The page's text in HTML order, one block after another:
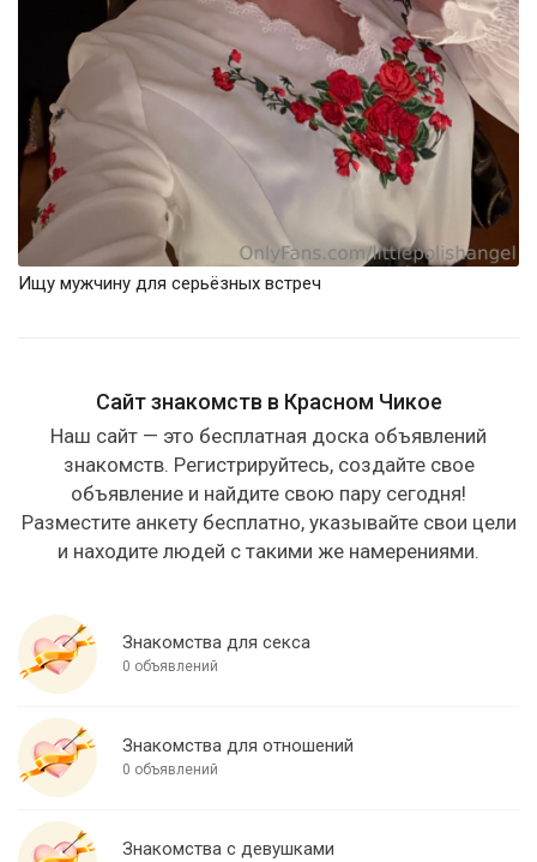
Ищу мужчину для серьёзных встреч
Сайт знакомств в Красном Чикое
Наш сайт — это бесплатная доска объявлений
знакомств. Регистрируйтесь, создайте свое
объявление и найдите свою пару сегодня!
Разместите анкету бесплатно, указывайте свои цели
и находите людей с такими же намерениями.
Знакомства для секса
0 объявлений
Знакомства для отношений
0 объявлений
Знакомства с девушками